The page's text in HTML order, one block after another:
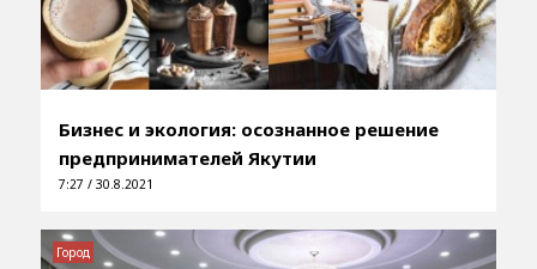
Бизнес и экология: осознанное решение
предпринимателей Якутии
7:27 / 30.8.2021
Город